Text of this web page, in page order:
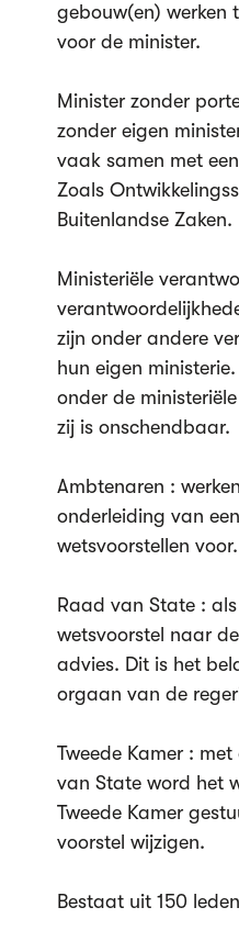
gebouw(en) werken
voor de minister.
Minister zonder
zonder eigen
vaak samen met
Zoals
Buitenlandse Zaken.
Ministeriële
zijn onder andere
hun eigen
onder de
zij is onschendbaar.
Ambtenaren :
onderleiding van
wetsvoorstellen voor.
Raad van State :
wetsvoorstel naar
advies. Dit is het
orgaan van de
Tweede Kamer :
van State word het
Tweede Kamer
voorstel wijzigen.
Bestaat uit 150